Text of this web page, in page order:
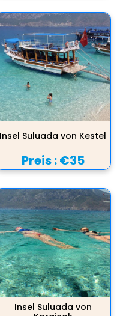
Insel Suluada von Kestel
Preis :€35
Insel Suluada von